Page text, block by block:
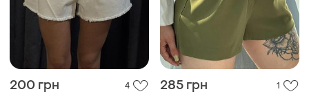
200 грн 4 285 грн 1